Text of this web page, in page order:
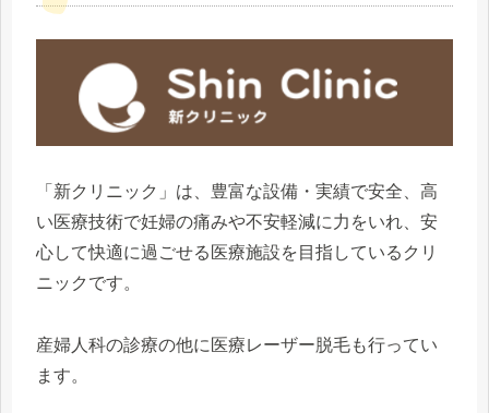
「新クリニック」は、豊富な設備・実績で安全、高
い医療技術で妊婦の痛みや不安軽減に力をいれ、安
心して快適に過ごせる医療施設を目指しているクリ
ニックです。
産婦人科の診療の他に医療レーザー脱毛も行ってい
ます。